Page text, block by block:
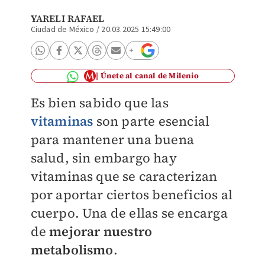
YARELI RAFAEL
Ciudad de México / 20.03.2025 15:49:00
Únete al canal de Milenio
Es bien sabido que las
vitaminas son parte esencial
para mantener una buena
salud, sin embargo hay
vitaminas que se caracterizan
por aportar ciertos beneficios al
cuerpo. Una de ellas se encarga
demejorar nuestro
metabolismo.